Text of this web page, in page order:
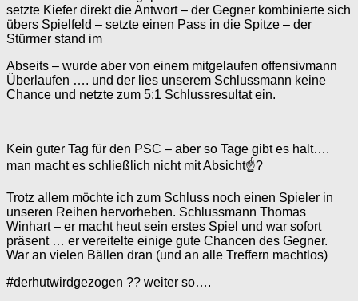
setzte Kiefer direkt die Antwort – der Gegner kombinierte sich
übers Spielfeld – setzte einen Pass in die Spitze – der
Stürmer stand im
Abseits – wurde aber von einem mitgelaufen offensivmann
Überlaufen …. und der lies unserem Schlussmann keine
Chance und netzte zum 5:1 Schlussresultat ein.
Kein guter Tag für den PSC – aber so Tage gibt es halt….
man macht es schließlich nicht mit Absicht☝?
Trotz allem möchte ich zum Schluss noch einen Spieler in
unseren Reihen hervorheben. Schlussmann Thomas
Winhart – er macht heut sein erstes Spiel und war sofort
präsent … er vereitelte einige gute Chancen des Gegner.
War an vielen Bällen dran (und an alle Treffern machtlos)
#derhutwirdgezogen ?? weiter so….